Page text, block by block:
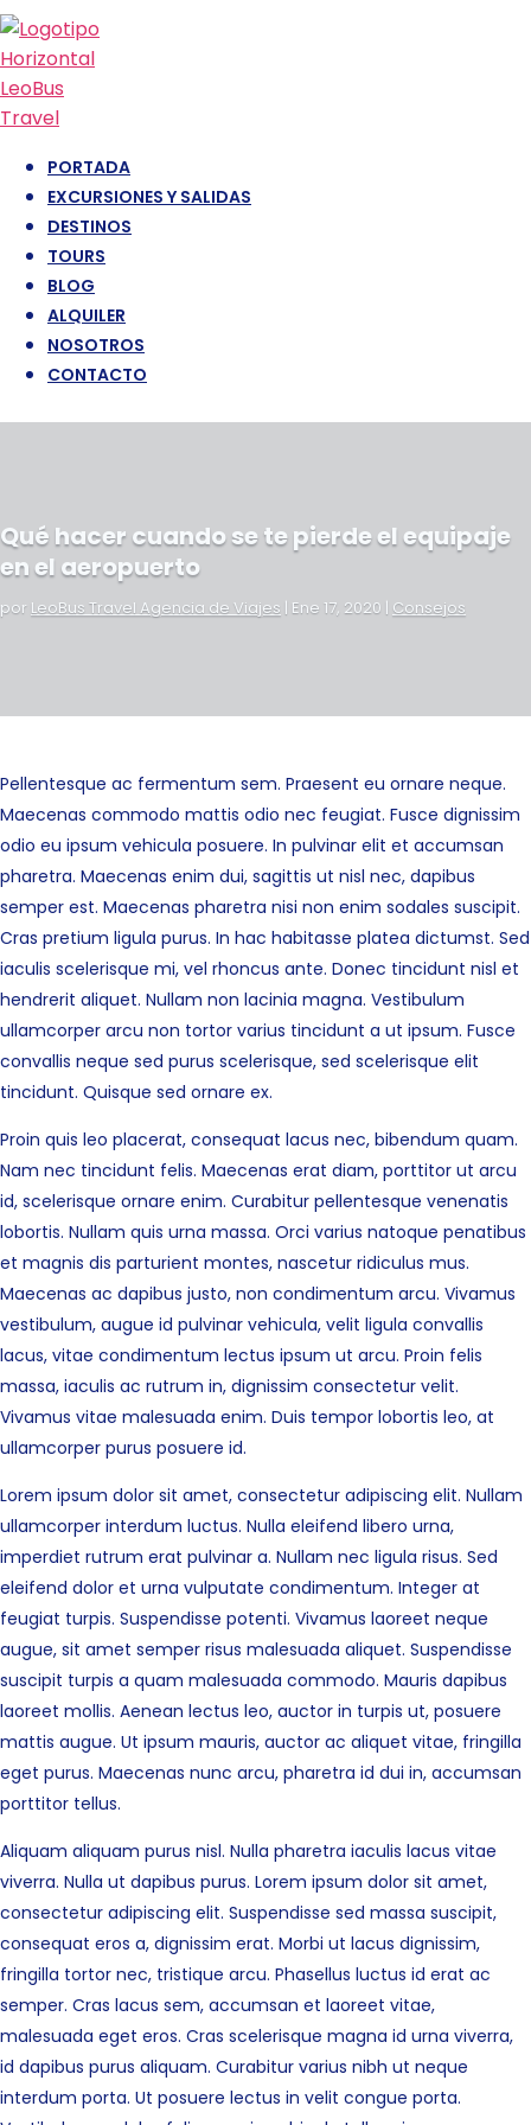
PORTADA
EXCURSIONES Y SALIDAS
DESTINOS
TOURS
BLOG
ALQUILER
NOSOTROS
CONTACTO
Qué hacer cuando se te pierde el equipaje
en el aeropuerto
por LeoBus Travel Agencia de Viajes | Ene 17, 2020 | Consejos
Pellentesque ac fermentum sem. Praesent eu ornare neque.
Maecenas commodo mattis odio nec feugiat. Fusce dignissim
odio eu ipsum vehicula posuere. In pulvinar elit et accumsan
pharetra. Maecenas enim dui, sagittis ut nisl nec, dapibus
semper est. Maecenas pharetra nisi non enim sodales suscipit.
Cras pretium ligula purus. In hac habitasse platea dictumst. Sed
iaculis scelerisque mi, vel rhoncus ante. Donec tincidunt nisl et
hendrerit aliquet. Nullam non lacinia magna. Vestibulum
ullamcorper arcu non tortor varius tincidunt a ut ipsum. Fusce
convallis neque sed purus scelerisque, sed scelerisque elit
tincidunt. Quisque sed ornare ex.
Proin quis leo placerat, consequat lacus nec, bibendum quam.
Nam nec tincidunt felis. Maecenas erat diam, porttitor ut arcu
id, scelerisque ornare enim. Curabitur pellentesque venenatis
lobortis. Nullam quis urna massa. Orci varius natoque penatibus
et magnis dis parturient montes, nascetur ridiculus mus.
Maecenas ac dapibus justo, non condimentum arcu. Vivamus
vestibulum, augue id pulvinar vehicula, velit ligula convallis
lacus, vitae condimentum lectus ipsum ut arcu. Proin felis
massa, iaculis ac rutrum in, dignissim consectetur velit.
Vivamus vitae malesuada enim. Duis tempor lobortis leo, at
ullamcorper purus posuere id.
Lorem ipsum dolor sit amet, consectetur adipiscing elit. Nullam
ullamcorper interdum luctus. Nulla eleifend libero urna,
imperdiet rutrum erat pulvinar a. Nullam nec ligula risus. Sed
eleifend dolor et urna vulputate condimentum. Integer at
feugiat turpis. Suspendisse potenti. Vivamus laoreet neque
augue, sit amet semper risus malesuada aliquet. Suspendisse
suscipit turpis a quam malesuada commodo. Mauris dapibus
laoreet mollis. Aenean lectus leo, auctor in turpis ut, posuere
mattis augue. Ut ipsum mauris, auctor ac aliquet vitae, fringilla
eget purus. Maecenas nunc arcu, pharetra id dui in, accumsan
porttitor tellus.
Aliquam aliquam purus nisl. Nulla pharetra iaculis lacus vitae
viverra. Nulla ut dapibus purus. Lorem ipsum dolor sit amet,
consectetur adipiscing elit. Suspendisse sed massa suscipit,
consequat eros a, dignissim erat. Morbi ut lacus dignissim,
fringilla tortor nec, tristique arcu. Phasellus luctus id erat ac
semper. Cras lacus sem, accumsan et laoreet vitae,
malesuada eget eros. Cras scelerisque magna id urna viverra,
id dapibus purus aliquam. Curabitur varius nibh ut neque
interdum porta. Ut posuere lectus in velit congue porta.